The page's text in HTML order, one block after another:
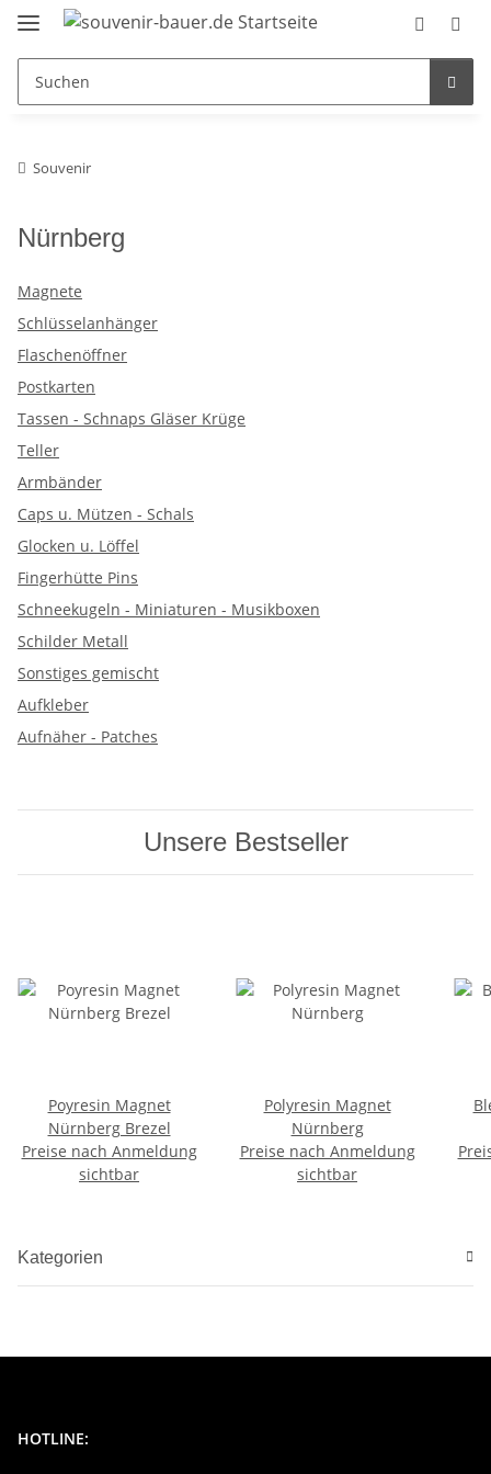
Souvenir
Nürnberg
Magnete
Schlüsselanhänger
Flaschenöffner
Postkarten
Tassen - Schnaps Gläser Krüge
Teller
Armbänder
Caps u. Mützen - Schals
Glocken u. Löffel
Fingerhütte Pins
Schneekugeln - Miniaturen - Musikboxen
Schilder Metall
Sonstiges gemischt
Aufkleber
Aufnäher - Patches
Unsere Bestseller
Poyresin Magnet
Nürnberg Brezel
Preise nach Anmeldung
sichtbar
Polyresin Magnet
Nürnberg
Preise nach Anmeldung
sichtbar
Kategorien
HOTLINE: